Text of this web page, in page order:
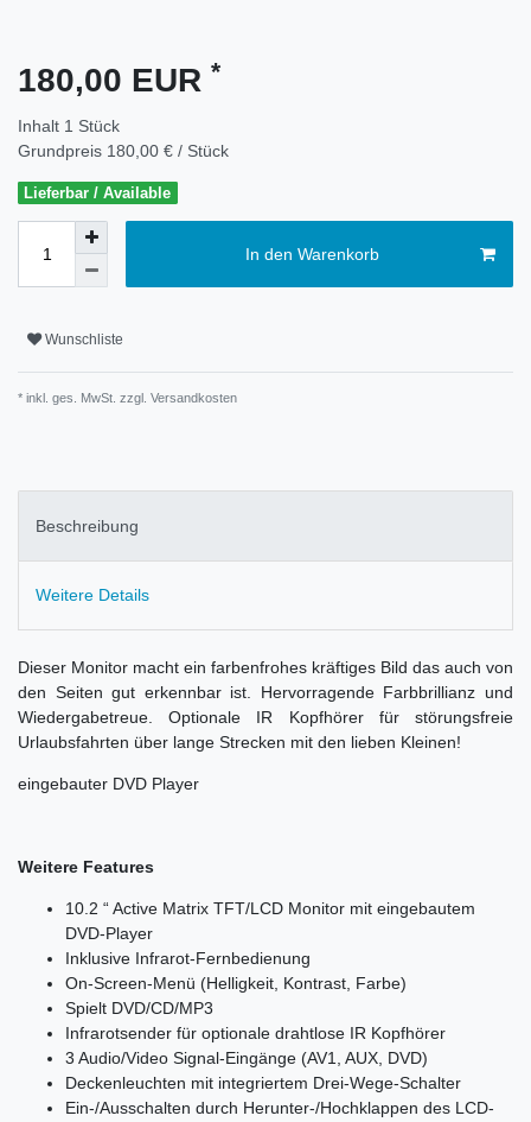
180,00 EUR *
Inhalt 1 Stück
Grundpreis 180,00 € / Stück
Lieferbar / Available
In den Warenkorb
Wunschliste
* inkl. ges. MwSt. zzgl. Versandkosten
Beschreibung
Weitere Details
Dieser Monitor macht ein farbenfrohes kräftiges Bild das auch von
den Seiten gut erkennbar ist. Hervorragende Farbbrillianz und
Wiedergabetreue. Optionale IR Kopfhörer für störungsfreie
Urlaubsfahrten über lange Strecken mit den lieben Kleinen!
eingebauter DVD Player
Weitere Features
10.2 “ Active Matrix TFT/LCD Monitor mit eingebautem
DVD-Player
Inklusive Infrarot-Fernbedienung
On-Screen-Menü (Helligkeit, Kontrast, Farbe)
Spielt DVD/CD/MP3
Infrarotsender für optionale drahtlose IR Kopfhörer
3 Audio/Video Signal-Eingänge (AV1, AUX, DVD)
Deckenleuchten mit integriertem Drei-Wege-Schalter
Ein-/Ausschalten durch Herunter-/Hochklappen des LCD-